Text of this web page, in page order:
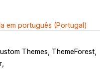
em português (Portugal)
Themes, ThemeForest